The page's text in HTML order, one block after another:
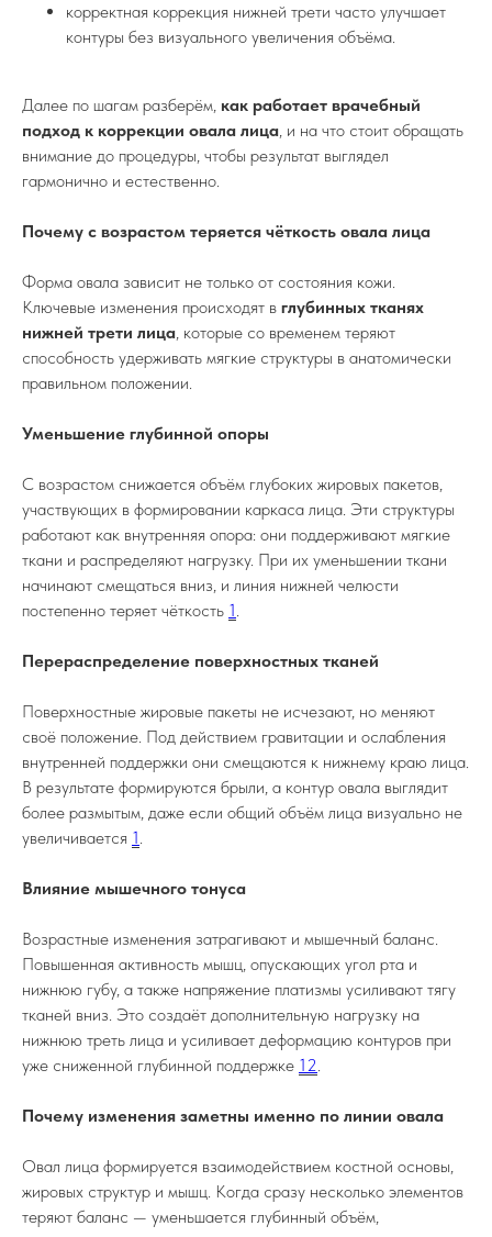
корректная коррекция нижней трети часто улучшает
контуры без визуального увеличения объёма.
Далее по шагам разберём, как работает врачебный
подход к коррекции овала лица, и на что стоит обращать
внимание до процедуры, чтобы результат выглядел
гармонично и естественно.
Почему с возрастом теряется чёткость овала лица
Форма овала зависит не только от состояния кожи.
Ключевые изменения происходят в глубинных тканях
нижней трети лица, которые со временем теряют
способность удерживать мягкие структуры в анатомически
правильном положении.
Уменьшение глубинной опоры
С возрастом снижается объём глубоких жировых пакетов,
участвующих в формировании каркаса лица. Эти структуры
работают как внутренняя опора: они поддерживают мягкие
ткани и распределяют нагрузку. При их уменьшении ткани
начинают смещаться вниз, и линия нижней челюсти
постепенно теряет чёткость 1.
Перераспределение поверхностных тканей
Поверхностные жировые пакеты не исчезают, но меняют
своё положение. Под действием гравитации и ослабления
внутренней поддержки они смещаются к нижнему краю лица.
В результате формируются брыли, а контур овала выглядит
более размытым, даже если общий объём лица визуально не
увеличивается 1.
Влияние мышечного тонуса
Возрастные изменения затрагивают и мышечный баланс.
Повышенная активность мышц, опускающих угол рта и
нижнюю губу, а также напряжение платизмы усиливают тягу
тканей вниз. Это создаёт дополнительную нагрузку на
нижнюю треть лица и усиливает деформацию контуров при
уже сниженной глубинной поддержке 12.
Почему изменения заметны именно по линии овала
Овал лица формируется взаимодействием костной основы,
жировых структур и мышц. Когда сразу несколько элементов
теряют баланс — уменьшается глубинный объём,